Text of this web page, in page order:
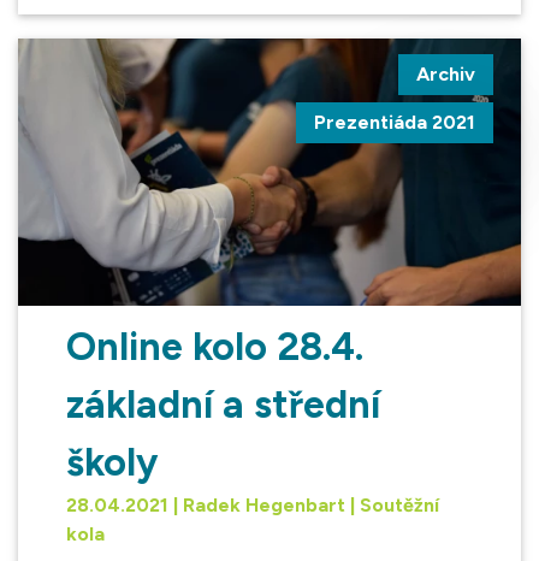
Archiv
Prezentiáda 2021
Online kolo 28.4.
základní a střední
školy
28.04.2021 | Radek Hegenbart | Soutěžní
kola